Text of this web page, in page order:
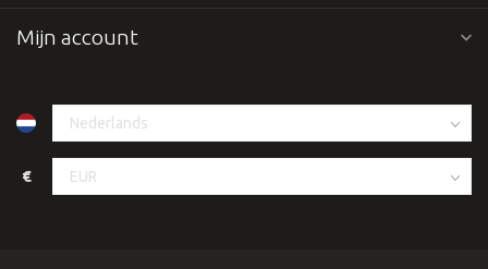
Mijn account
€